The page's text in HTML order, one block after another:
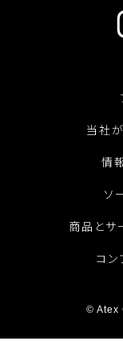
当社
情
ソ
商品とサ
コン
© Atex